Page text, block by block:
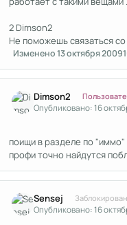
2 Dimson2
Не поможешь связаться
Изменено13 октября 2009
Dimson2
Опубликовано:16
поищи в разделе по
профи точно найдутся
Sensej
Опубликовано:16